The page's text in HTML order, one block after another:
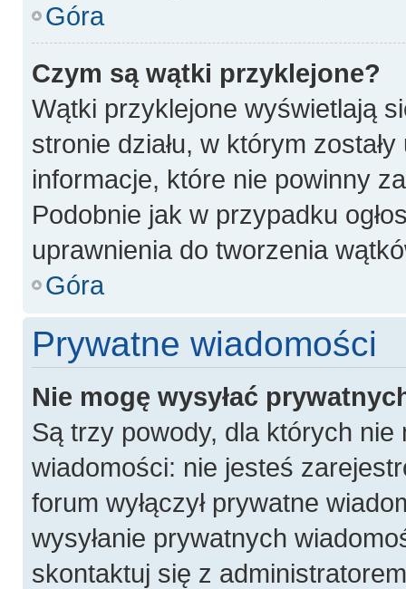
Góra
Czym są wątki przyklejone?
Wątki przyklejone wyświetlają
stronie działu, w którym
informacje, które nie powinny
Podobnie jak w przypadku
uprawnienia do tworzenia
Góra
Prywatne wiadomości
Nie mogę wysyłać
Są trzy powody, dla których nie
wiadomości: nie jesteś
forum wyłączył prywatne
wysyłanie prywatnych
skontaktuj się z